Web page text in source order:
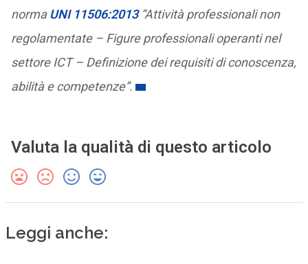
norma UNI 11506:2013“Attività professionali non
regolamentate – Figure professionali operanti nel
settore ICT – Definizione dei requisiti di conoscenza,
abilità e competenze”.
Valuta la qualità di questo articolo
Leggi anche: